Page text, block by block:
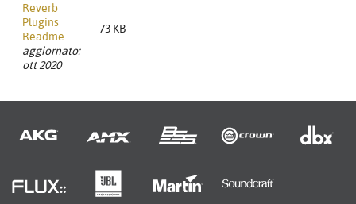
Reverb
Plugins
Readme
aggiornato:
ott 2020
73 KB